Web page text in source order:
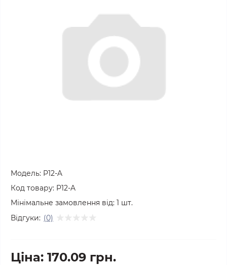
Модель: P12-A
Код товару: P12-A
Мінімальне замовлення від: 1 шт.
Відгуки: (0)
Ціна: 170.09 грн.